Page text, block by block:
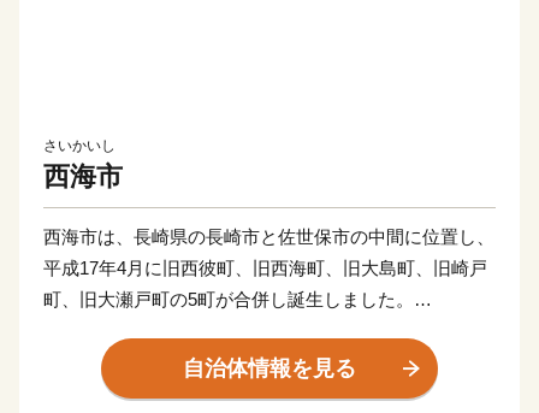
さいかいし
西海市
西海市は、長崎県の長崎市と佐世保市の中間に位置し、
平成17年4月に旧西彼町、旧西海町、旧大島町、旧崎戸
町、旧大瀬戸町の5町が合併し誕生しました。
に面し、崎戸町の江島、平島、大瀬戸町の松島などの
島々を有しています。
自治体情報を見る